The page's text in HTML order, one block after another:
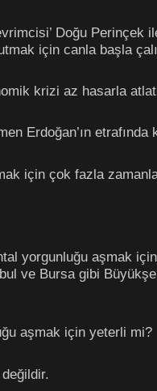
Doğu
için canla başla
krizi az hasarla
Erdoğan’ın etrafında
için çok fazla
yorgunluğu aşmak
ve Bursa gibi
aşmak için yeterli mi?